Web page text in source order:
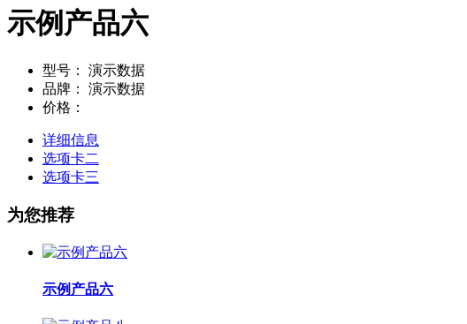
示例产品六
型号：
演示数据
品牌：
演示数据
价格：
详细信息
选项卡二
选项卡三
为您推荐
示例产品六